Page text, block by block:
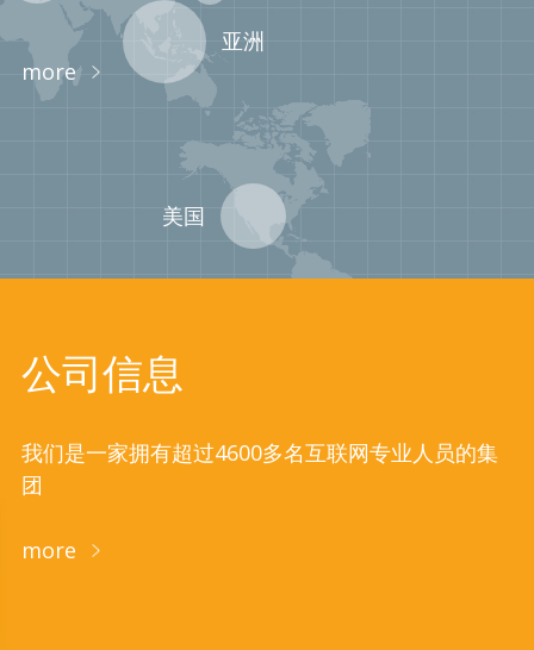
more
亚洲
美国
公司信息
我们是一家拥有超过4600多名互联网专业人员的集
团
more